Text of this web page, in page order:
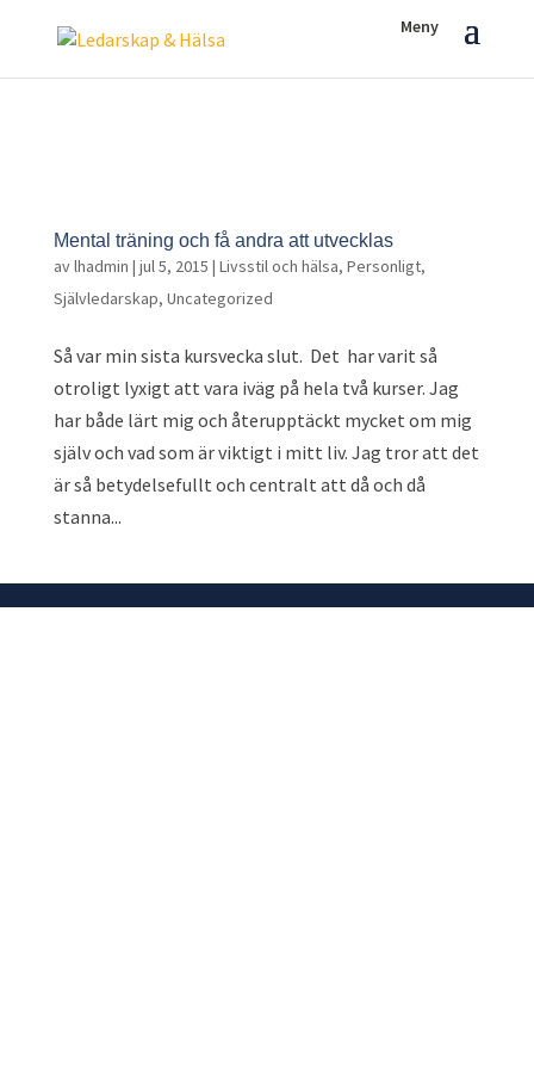
Mental träning och få andra att utvecklas
avlhadmin | jul 5, 2015 | Livsstil och hälsa, Personligt,
Självledarskap, Uncategorized
Så var min sista kursvecka slut. Det har varit så
otroligt lyxigt att vara iväg på hela två kurser. Jag
har både lärt mig och återupptäckt mycket om mig
själv och vad som är viktigt i mitt liv. Jag tror att det
är så betydelsefullt och centralt att då och då
stanna...